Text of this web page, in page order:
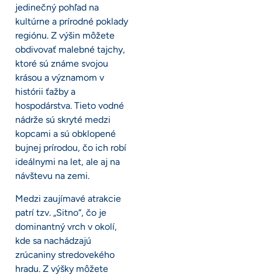
jedinečný pohľad na
kultúrne a prírodné poklady
regiónu. Z výšin môžete
obdivovať malebné tajchy,
ktoré sú známe svojou
krásou a významom v
histórii ťažby a
hospodárstva. Tieto vodné
nádrže sú skryté medzi
kopcami a sú obklopené
bujnej prírodou, čo ich robí
ideálnymi na let, ale aj na
návštevu na zemi.
Medzi zaujímavé atrakcie
patrí tzv. „Sitno“, čo je
dominantný vrch v okolí,
kde sa nachádzajú
zrúcaniny stredovekého
hradu. Z výšky môžete